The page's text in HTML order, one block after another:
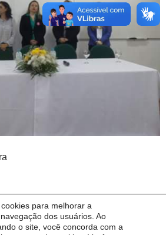
para melhorar a
dos usuários. Ao
o site, você concorda com a